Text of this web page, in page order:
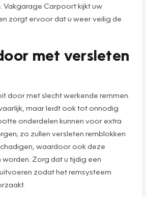
Vakgarage Carpoort kijkt uw
zorgt ervoor dat u weer veilig de
met versleten
door met slecht werkende remmen.
maar leidt ook tot onnodig
onderdelen kunnen voor extra
zo zullen versleten remblokken
waardoor ook deze
Zorg dat u tijdig een
zodat het remsysteem